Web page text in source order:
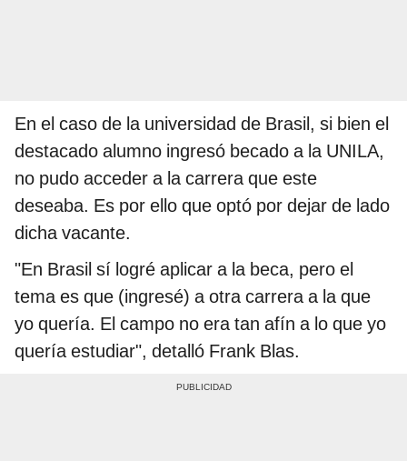
En el caso de la universidad de Brasil, si bien el
destacado alumno ingresó becado a la UNILA,
no pudo acceder a la carrera que este
deseaba. Es por ello que optó por dejar de lado
dicha vacante.
"En Brasil sí logré aplicar a la beca, pero el
tema es que (ingresé) a otra carrera a la que
yo quería. El campo no era tan afín a lo que yo
quería estudiar", detalló Frank Blas.